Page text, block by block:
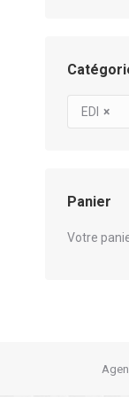
×
EDI
Panier
Votre